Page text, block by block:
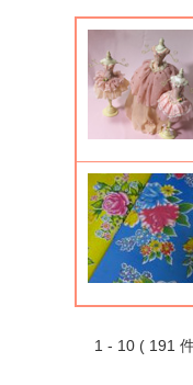
1 - 10 ( 191